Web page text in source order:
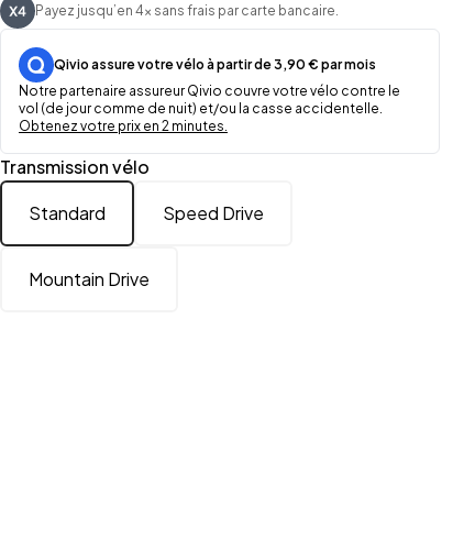
Payez jusqu’en 4x sans frais par carte bancaire.
Qivio assure votre vélo à partir de 3,90 € par mois
Notre partenaire assureur Qivio couvre votre vélo contre le
vol (de jour comme de nuit) et/ou la casse accidentelle.
Obtenez votre prix en 2 minutes.
Transmission vélo
Standard
Speed Drive
Mountain Drive